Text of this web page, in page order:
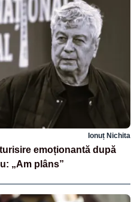
Ionuț Nichita
emoționantă după
„Am plâns”